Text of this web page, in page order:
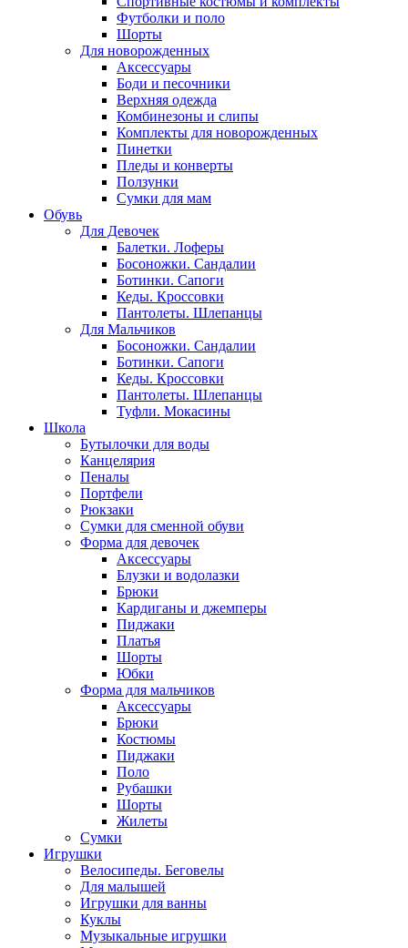
Футболки и поло
Шорты
Для новорожденных
Аксессуары
Боди и песочники
Верхняя одежда
Комбинезоны и слипы
Комплекты для новорожденных
Пинетки
Пледы и конверты
Ползунки
Сумки для мам
Обувь
Для Девочек
Балетки. Лоферы
Босоножки. Сандалии
Ботинки. Сапоги
Кеды. Кроссовки
Пантолеты. Шлепанцы
Для Мальчиков
Босоножки. Сандалии
Ботинки. Сапоги
Кеды. Кроссовки
Пантолеты. Шлепанцы
Туфли. Мокасины
Школа
Бутылочки для воды
Канцелярия
Пеналы
Портфели
Рюкзаки
Сумки для сменной обуви
Форма для девочек
Аксессуары
Блузки и водолазки
Брюки
Кардиганы и джемперы
Пиджаки
Платья
Шорты
Юбки
Форма для мальчиков
Аксессуары
Брюки
Костюмы
Пиджаки
Поло
Рубашки
Шорты
Жилеты
Сумки
Игрушки
Велосипеды. Беговелы
Для малышей
Игрушки для ванны
Куклы
Музыкальные игрушки